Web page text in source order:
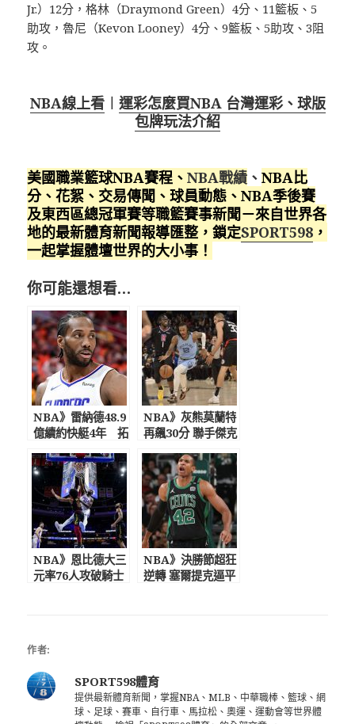
Jr.）12分，格林（Draymond Green）4分、11籃板、5
助攻，魯尼（Kevon Looney）4分、9籃板、5助攻、3阻
攻。
NBA線上看︱ 運彩怎麼買NBA 台灣運彩、球版
包牌玩法介紹
美國職業籃球NBA賽程 、NBA戰績 、NBA比
分、花絮、交易傳聞、球員動態、NBA季後賽
及東西區總冠軍賽等職籃賽事新聞－來自世界各
地的最新體育新聞報導匯整，鎖定SPORT598 ，
一起掌握體壇世界的大小事！
你可能還想看…
NBA》雷納德48.9
億續約快艇4年 拓
謠言
NBA》灰熊莫蘭特
再飆30分 聯手傑克
NBA》恩比德大三
元率76人攻破騎士
NBA》決勝節超狂
逆轉 塞爾提克逼平
作者:
SPORT598體育
提供最新體育新聞，掌握NBA、MLB、中華職棒、籃球、網
球、足球、賽車、自行車、馬拉松、奧運、運動會等世界體